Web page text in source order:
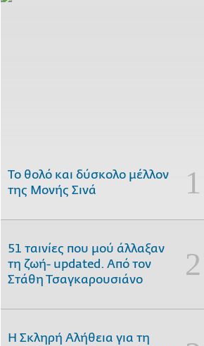
Το θολό και δύσκολο μέλλον
της Μονής Σινά
51 ταινίες που μού άλλαξαν
τη ζωή- updated. Aπό τον
Στάθη Τσαγκαρουσιάνο
Η Σκληρή Αλήθεια για τη